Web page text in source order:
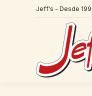
Jeff's - Desde